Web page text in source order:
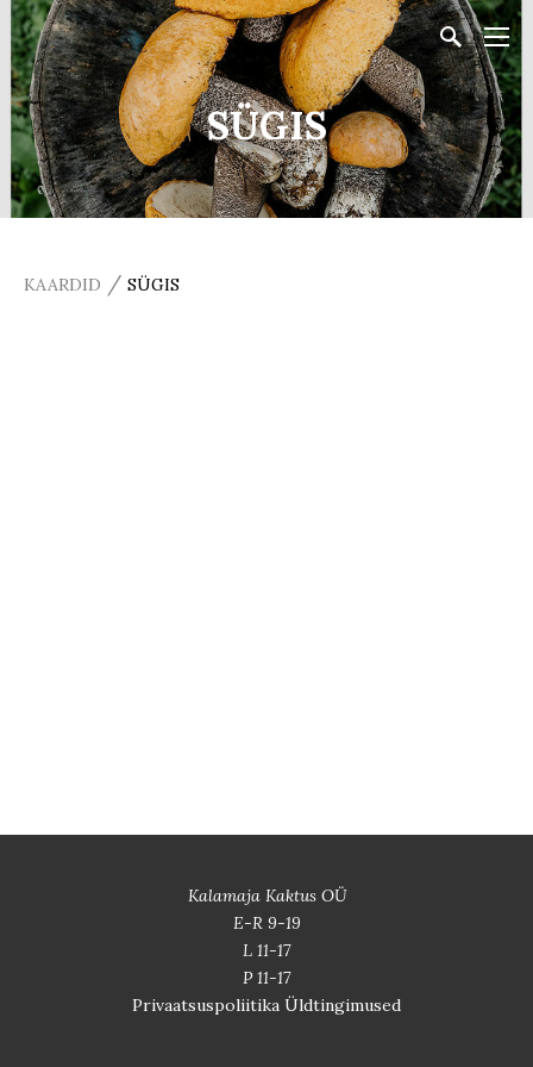
SÜGIS
KAARDID / SÜGIS
Kalamaja Kaktus OÜ
E-R 9-19
L 11-17
P 11-17
Privaatsuspoliitika Üldtingimused